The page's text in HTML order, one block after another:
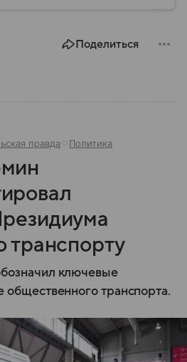
Поделиться
правда Политика
транспорту
ключевые
общественного транспорта.